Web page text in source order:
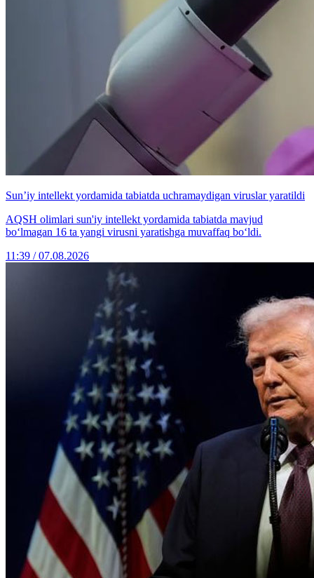
Sun’iy intellekt yordamida tabiatda uchramaydigan viruslar yaratildi
AQSH olimlari sun'iy intellekt yordamida tabiatda mavjud
bo‘lmagan 16 ta yangi virusni yaratishga muvaffaq bo‘ldi.
11:39 / 07.08.2026